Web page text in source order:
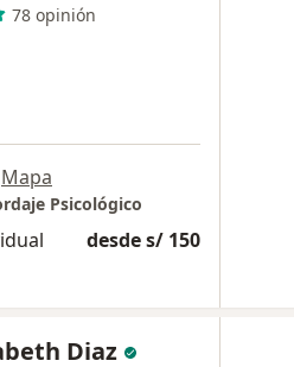
78 opinión
Mapa
Psicológico
desde s/ 150
Diaz